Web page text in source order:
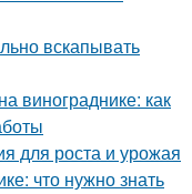
вскапывать
винограднике: как
для роста и урожая
что нужно знать